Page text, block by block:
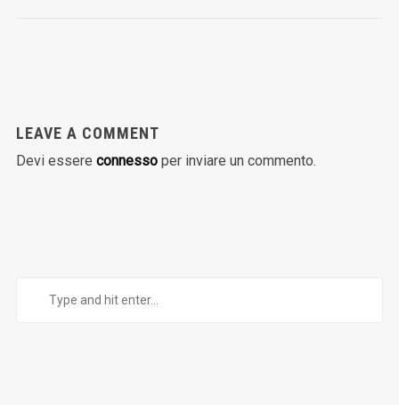
LEAVE A COMMENT
Devi essere connessoper inviare un commento.